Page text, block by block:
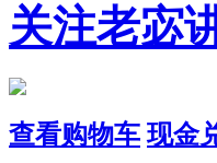
关注老宓
查看购物车 现金